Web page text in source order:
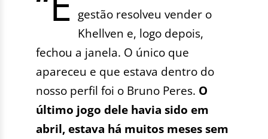
gestão resolveu vender o
Khellven e, logo depois,
fechou a janela. O único que
apareceu e que estava dentro do
nosso perfil foi o Bruno Peres. O
último jogo dele havia sido em
abril, estava há muitos meses sem